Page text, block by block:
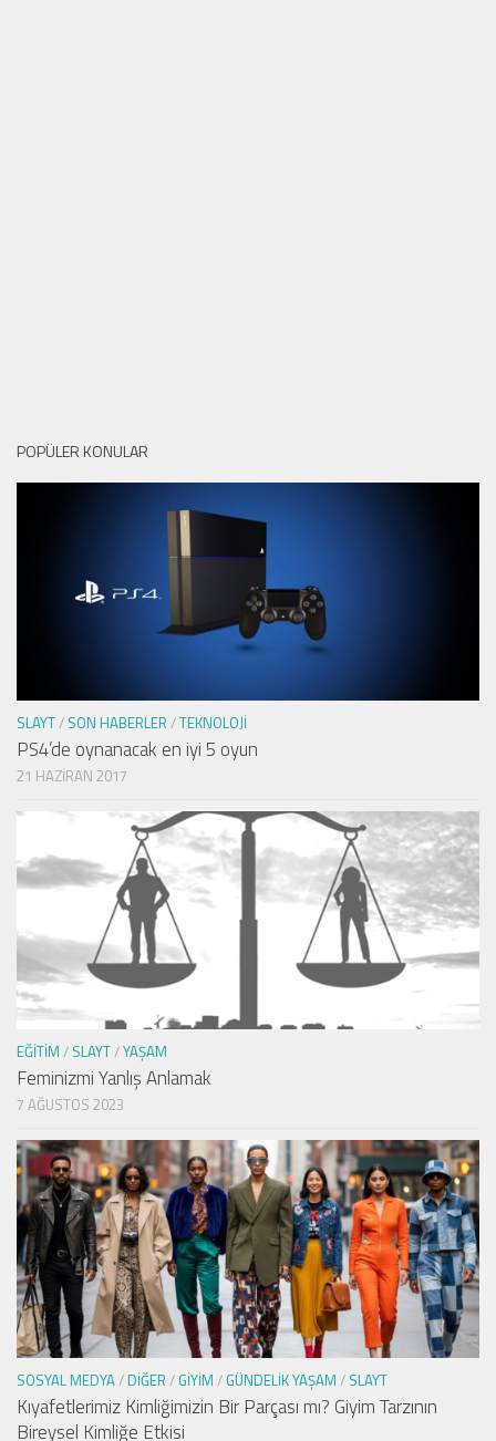
POPÜLER KONULAR
SLAYT/ SON HABERLER /TEKNOLOJI
PS4’de oynanacak en iyi 5 oyun
21 HAZIRAN 2017
EĞITIM / SLAYT/YAŞAM
Feminizmi Yanlış Anlamak
7 AĞUSTOS 2023
SOSYAL MEDYA/ DIĞER / GIYIM / GÜNDELIK YAŞAM / SLAYT
Kıyafetlerimiz Kimliğimizin Bir Parçası mı? Giyim Tarzının
Bireysel Kimliğe Etkisi